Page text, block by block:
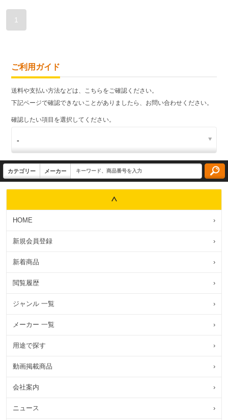
1
ご利用ガイド
送料や支払い方法などは、こちらをご確認ください。
下記ページで確認できないことがありましたら、お問い合わせください。
確認したい項目を選択してください。
HOME ›
新規会員登録 ›
新着商品 ›
閲覧履歴 ›
ジャンル 一覧 ›
メーカー 一覧 ›
用途で探す ›
動画掲載商品 ›
会社案内 ›
ニュース ›